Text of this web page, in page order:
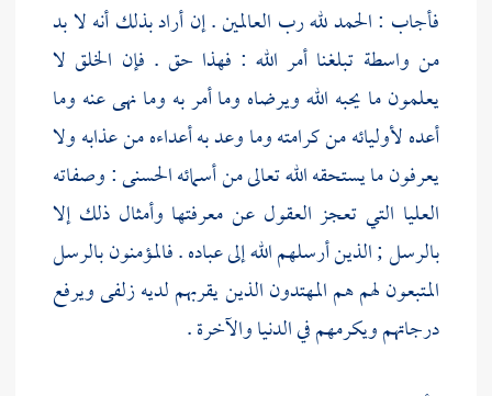
فأجاب : الحمد لله رب العالمين . إن أراد بذلك أنه لا بد
من واسطة تبلغنا أمر الله : فهذا حق . فإن الخلق لا
يعلمون ما يحبه الله ويرضاه وما أمر به وما نهى عنه وما
أعده لأوليائه من كرامته وما وعد به أعداءه من عذابه ولا
يعرفون ما يستحقه الله تعالى من أسمائه الحسنى : وصفاته
العليا التي تعجز العقول عن معرفتها وأمثال ذلك إلا
بالرسل ; الذين أرسلهم الله إلى عباده . فالمؤمنون بالرسل
المتبعون لهم هم المهتدون الذين يقربهم لديه زلفى ويرفع
درجاتهم ويكرمهم في الدنيا والآخرة .